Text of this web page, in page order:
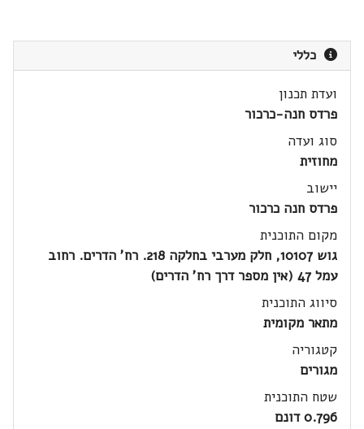
כללי
ועדת תכנון
פרדס חנה-כרכור
סוג ועדה
מחוזית
יישוב
פרדס חנה כרכור
מקום התוכנית
גוש 10107, חלק מערבי בחלקה 218. רח' הדרים. רחוב
עמל 47 (אין מספר דרך רח' הדרים)
סיווג התוכנית
מתאר מקומית
קטגוריה
מגורים
שטח התוכנית
0.796 דונם